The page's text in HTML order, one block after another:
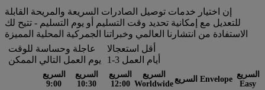
إن اختيار خدمات توصيل الصادرات السريعة والمريحة القابلة
للتعديل مع إمكانية تحديد وقت التسليم أو يوم التسليم - تتيح لك
الاستفادة من انتشارنا العالمي وخبراتنا الجمركية المحلية المميزة
عاجلة وحساسة للوقت
يوم العمل التالي الممكن
أقل استعجالا
1-3 أيام العمل
السريع
9:00
السريع
10:30
السريع
12:00
السريع
Worldwide
السريع Envelope
السريع
Easy